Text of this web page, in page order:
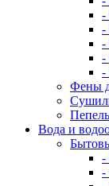
-
-
-
-
-
Фены
Вода и
-
-